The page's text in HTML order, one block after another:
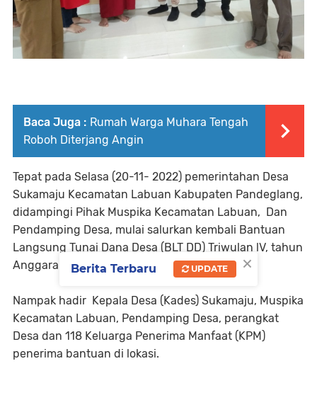
Baca Juga : Rumah Warga Muhara Tengah
Roboh Diterjang Angin
Tepat pada Selasa (20-11- 2022) pemerintahan Desa
Sukamaju Kecamatan Labuan Kabupaten Pandeglang,
didampingi Pihak Muspika Kecamatan Labuan, Dan
Pendamping Desa, mulai salurkan kembali Bantuan
Langsung Tunai Dana Desa (BLT DD) Triwulan lV, tahun
Anggaran 2022, di Aula Desa Sukamaju.
Nampak hadir Kepala Desa (Kades) Sukamaju, Muspika
Kecamatan Labuan, Pendamping Desa, perangkat
Desa dan 118 Keluarga Penerima Manfaat (KPM)
penerima bantuan di lokasi.
×
Berita Terbaru UPDATE